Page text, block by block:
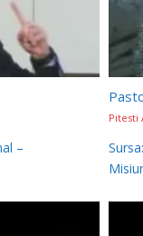
–
Pitesti